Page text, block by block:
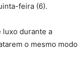
feira (6).
luxo durante a
o mesmo modo